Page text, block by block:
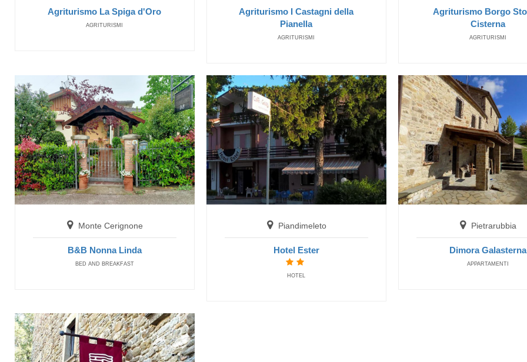
AGRITURISMI
Agriturismo La Spiga d'Oro
AGRITURISMI
Agriturismo I Castagni della
Pianella
AGRITURISMI
Agriturismo Borgo
Cisterna
AGRITURISMI
Monte Cerignone
B&B Nonna Linda
BED AND BREAKFAST
Piandimeleto
Hotel Ester
HOTEL
Pietrarubbia
Dimora Galasterna
APPARTAMENTI